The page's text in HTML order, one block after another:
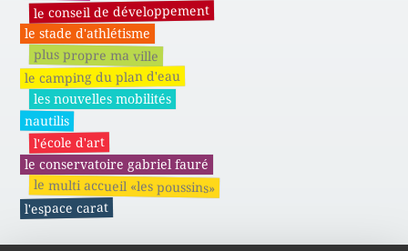
le conseil de développement
le stade d'athlétisme
plus propre ma ville
le camping du plan d'eau
les nouvelles mobilités
nautilis
l'école d'art
le conservatoire gabriel fauré
le multi accueil «les poussins»
l'espace carat